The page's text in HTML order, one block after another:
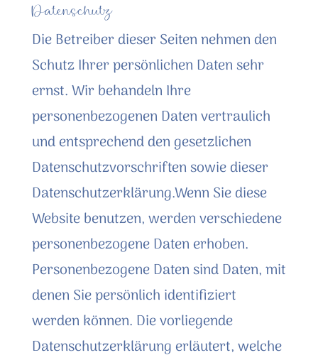
Datenschutz
Die Betreiber dieser Seiten nehmen den
Schutz Ihrer persönlichen Daten sehr
ernst. Wir behandeln Ihre
personenbezogenen Daten vertraulich
und entsprechend den gesetzlichen
Datenschutzvorschriften sowie dieser
Datenschutzerklärung.Wenn Sie diese
Website benutzen, werden verschiedene
personenbezogene Daten erhoben.
Personenbezogene Daten sind Daten, mit
denen Sie persönlich identifiziert
werden können. Die vorliegende
Datenschutzerklärung erläutert, welche